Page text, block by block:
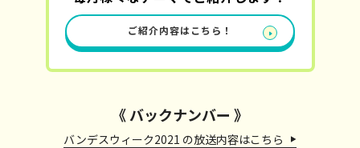
ご紹介内容はこちら！
《 バックナンバー 》
バンデスウィーク2021 の放送内容はこちら